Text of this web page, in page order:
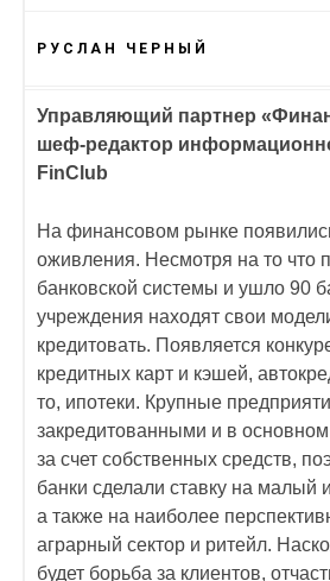
РУСЛАН ЧЕРНЫЙ
Управляющий партнер
шеф-редактор
FinClub
На финансовом рынке
оживления. Несмотря на то что
банковской системы и ушло 90
учреждения находят свои
кредитовать. Появляется
кредитных карт и кэшей,
то, ипотеки. Крупные
закредитованными и в
за счет собственных средств,
банки сделали ставку на малый
а также на наиболее
аграрный сектор и ритейл.
будет борьба за клиентов,